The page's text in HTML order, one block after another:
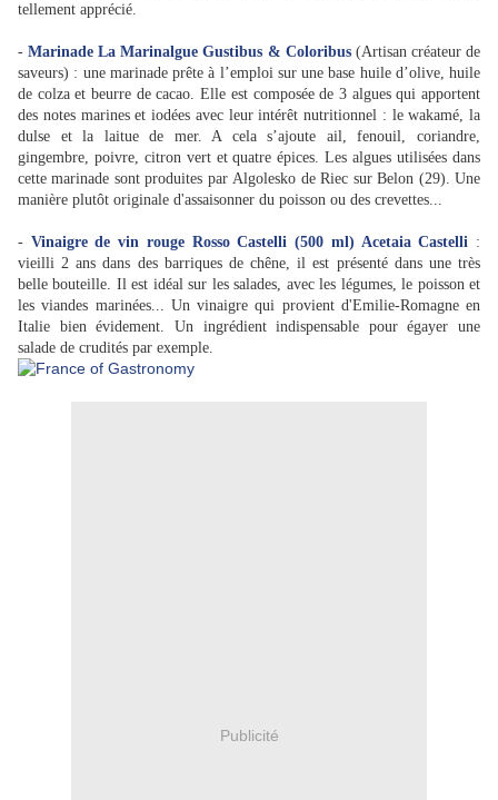
tellement apprécié.
-Marinade La Marinalgue Gustibus & Coloribus (Artisan créateur de
saveurs) : une marinade prête à l’emploi sur une base huile d’olive, huile
de colza et beurre de cacao. Elle est composée de 3 algues qui apportent
des notes marines et iodées avec leur intérêt nutritionnel : le wakamé, la
dulse et la laitue de mer. A cela s’ajoute ail, fenouil, coriandre,
gingembre, poivre, citron vert et quatre épices. Les algues utilisées dans
cette marinade sont produites par Algolesko de Riec sur Belon (29). Une
manière plutôt originale d'assaisonner du poisson ou des crevettes...
- Vinaigre de vin rouge Rosso Castelli (500 ml) Acetaia Castelli :
vieilli 2 ans dans des barriques de chêne, il est présenté dans une très
belle bouteille. Il est idéal sur les salades, avec les légumes, le poisson et
les viandes marinées... Un vinaigre qui provient d'Emilie-Romagne en
Italie bien évidement. Un ingrédient indispensable pour égayer une
salade de crudités par exemple.
Publicité